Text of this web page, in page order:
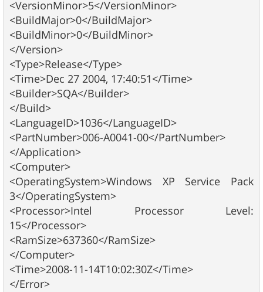
<VersionMinor>5</VersionMinor>
<BuildMajor>0</BuildMajor>
<BuildMinor>0</BuildMinor>
</Version>
<Type>Release</Type>
<Time>Dec 27 2004, 17:40:51</Time>
<Builder>SQA</Builder>
</Build>
<LanguageID>1036</LanguageID>
<PartNumber>006-A0041-00</PartNumber>
</Application>
<Computer>
<OperatingSystem>Windows XP Service Pack
3</OperatingSystem>
<Processor>Intel Processor Level:
15</Processor>
<RamSize>637360</RamSize>
</Computer>
<Time>2008-11-14T10:02:30Z</Time>
</Error>